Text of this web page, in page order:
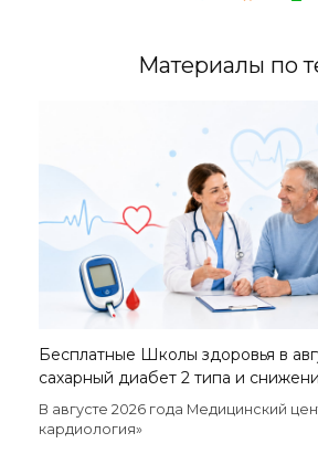
Материалы по
Бесплатные Школы здоровья в
сахарный диабет 2 типа и
В августе 2026 года Медицинский
кардиология»